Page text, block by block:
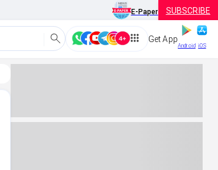
E-Paper SUBSCRIBE
Get App
Android iOS